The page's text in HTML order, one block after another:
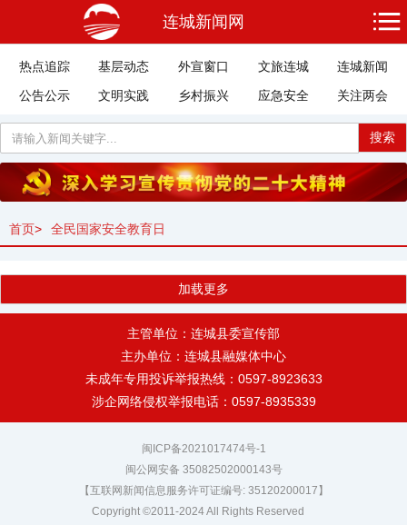
连城新闻网
热点追踪 基层动态 外宣窗口 文旅连城
连城新闻
公告公示
文明实践 乡村振兴 应急安全 关注两会
搜索
首页> 全民国家安全教育日
加载更多
主管单位：连城县委宣传部
主办单位：连城县融媒体中心
未成年专用投诉举报热线：0597-8923633
涉企网络侵权举报电话：0597-8935339
闽ICP备2021017474号-1
闽公网安备 35082502000143号
【互联网新闻信息服务许可证编号: 35120200017】
Copyright ©2011-2024 All Rights Reserved